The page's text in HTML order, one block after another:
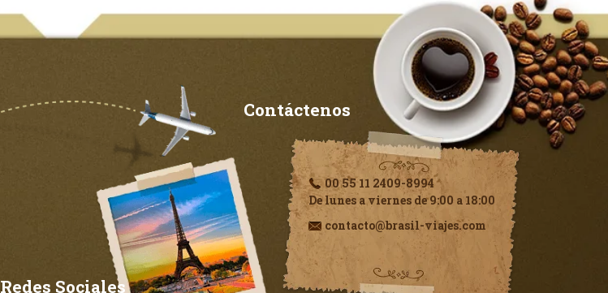
Contáctenos
00 55 11 2409-8994
De lunes a viernes de 9:00 a 18:00
contacto@brasil-viajes.com
Redes Sociales